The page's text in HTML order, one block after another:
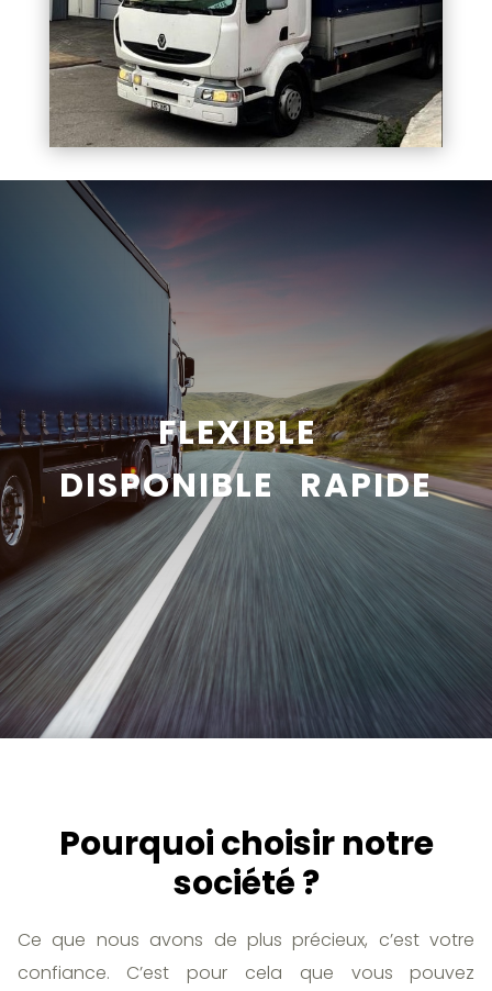
FLEXIBLE
DISPONIBLE RAPIDE
Pourquoi choisir notre
société ?
Ce que nous avons de plus précieux, c’est votre
confiance. C’est pour cela que vous pouvez